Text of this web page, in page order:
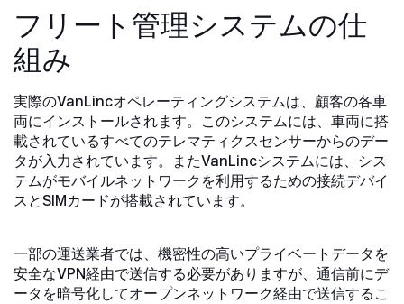
フリート管理システムの仕
組み
実際のVanLincオペレーティングシステムは、顧客の各車
両にインストールされます。このシステムには、車両に搭
載されているすべてのテレマティクスセンサーからのデー
タが入力されています。またVanLincシステムには、シス
テムがモバイルネットワークを利用するための接続デバイ
スとSIMカードが搭載されています。
一部の運送業者では、機密性の高いプライベートデータを
安全なVPN経由で送信する必要がありますが、通信前にデ
ータを暗号化してオープンネットワーク経由で送信するこ